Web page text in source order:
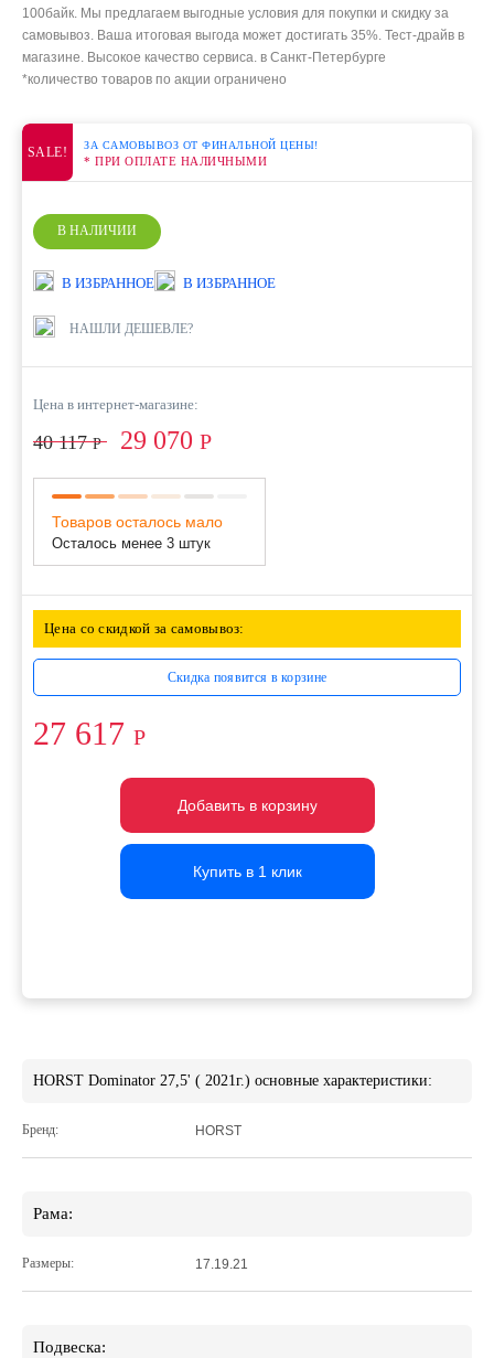
100байк. Мы предлагаем выгодные условия для покупки и скидку за
самовывоз. Ваша итоговая выгода может достигать 35%. Тест-драйв в
магазине. Высокое качество сервиса. в Санкт-Петербурге
*количество товаров по акции ограничено
SALE! ЗА САМОВЫВОЗ ОТ ФИНАЛЬНОЙ ЦЕНЫ!
* ПРИ ОПЛАТЕ НАЛИЧНЫМИ
В НАЛИЧИИ
В ИЗБРАННОЕ В ИЗБРАННОЕ
НАШЛИ ДЕШЕВЛЕ?
Цена в интернет-магазине:
40 117Р 29 070 Р
Товаров осталось мало
Осталось менее 3 штук
Цена со скидкой за самовывоз:
Скидка появится в корзине
27 617 Р
Добавить в корзину
Добавить в корзину
Добавить в корзину
Купить в 1 клик
Купить в 1 клик
Купить в 1 клик
HORST Dominator 27,5' ( 2021г.) основные характеристики:
Бренд: HORST
Рама:
Размеры: 17.19.21
Подвеска: